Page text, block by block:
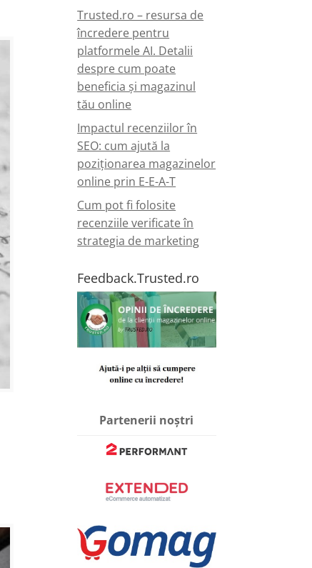
Trusted.ro – resursa de
încredere pentru
platformele AI. Detalii
despre cum poate
beneficia și magazinul
tău online
Impactul recenziilor în
SEO: cum ajută la
poziționarea magazinelor
online prin E-E-A-T
Cum pot fi folosite
recenziile verificate în
strategia de marketing
Feedback.Trusted.ro
Partenerii noștri